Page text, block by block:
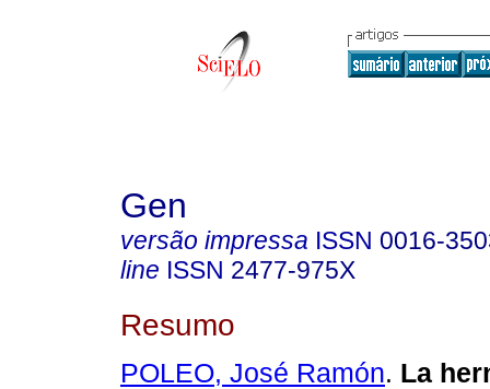
Gen
versão impressa ISSN 0016-
line ISSN 2477-975X
Resumo
POLEO, José Ramón. La